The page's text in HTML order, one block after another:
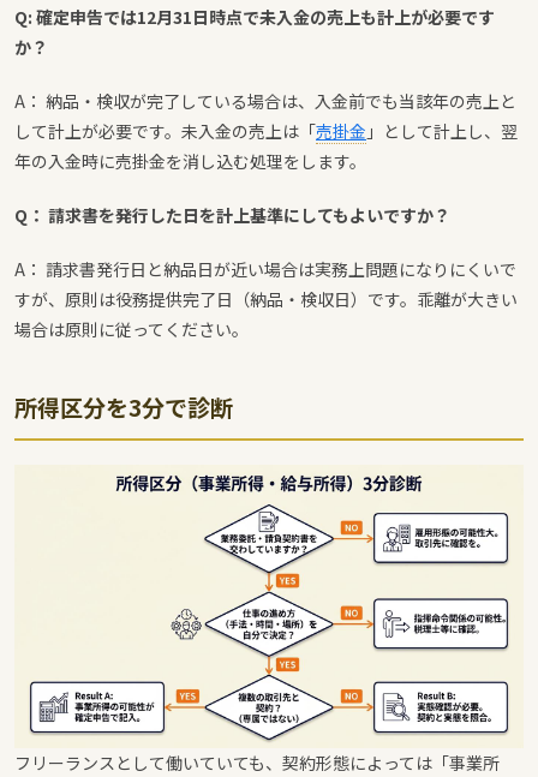
Q: 確定申告では12月31日時点で未入金の売上も計上が必要です
か？
A： 納品・検収が完了している場合は、入金前でも当該年の売上と
して計上が必要です。未入金の売上は「売掛金 」として計上し、翌
年の入金時に売掛金を消し込む処理をします。
Q： 請求書を発行した日を計上基準にしてもよいですか？
A： 請求書発行日と納品日が近い場合は実務上問題になりにくいで
すが、原則は役務提供完了日（納品・検収日）です。乖離が大きい
場合は原則に従ってください。
所得区分を3分で診断
フリーランスとして働いていても、契約形態によっては「事業所